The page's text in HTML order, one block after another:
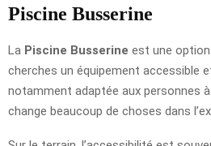
Piscine Busserine
La Piscine Busserine est une
cherches un équipement accessible
notamment adaptée aux personnes
change beaucoup de choses dans